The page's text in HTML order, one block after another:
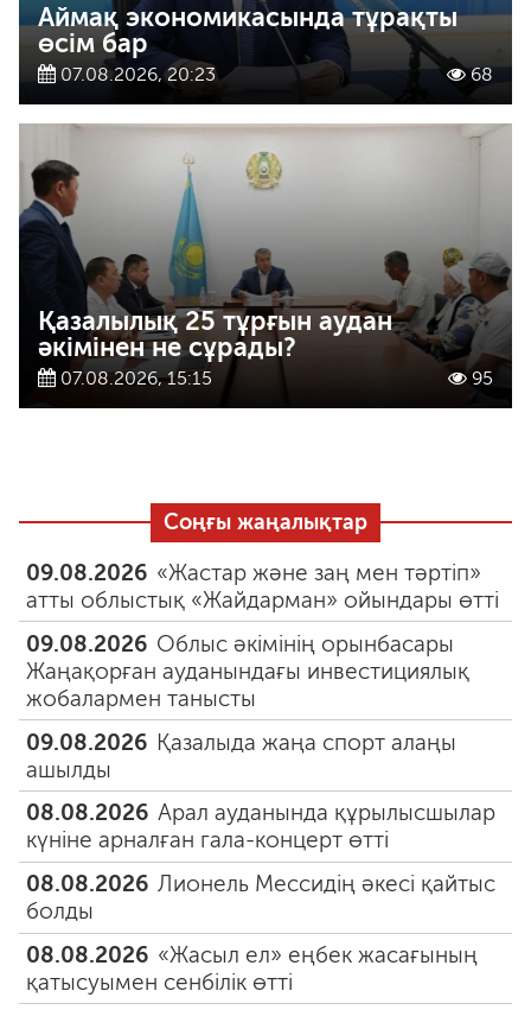
Аймақ экономикасында тұрақты
өсім бар
07.08.2026, 20:23 68
Қазалылық 25 тұрғын аудан
әкімінен не сұрады?
07.08.2026, 15:15 95
Соңғы жаңалықтар
09.08.2026 «Жастар және заң мен тәртіп»
атты облыстық «Жайдарман» ойындары өтті
09.08.2026 Облыс әкімінің орынбасары
Жаңақорған ауданындағы инвестициялық
жобалармен танысты
09.08.2026 Қазалыда жаңа спорт алаңы
ашылды
08.08.2026 Арал ауданында құрылысшылар
күніне арналған гала-концерт өтті
08.08.2026 Лионель Мессидің әкесі қайтыс
болды
08.08.2026 «Жасыл ел» еңбек жасағының
қатысуымен сенбілік өтті